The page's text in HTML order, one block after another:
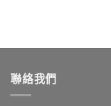
聯絡我們